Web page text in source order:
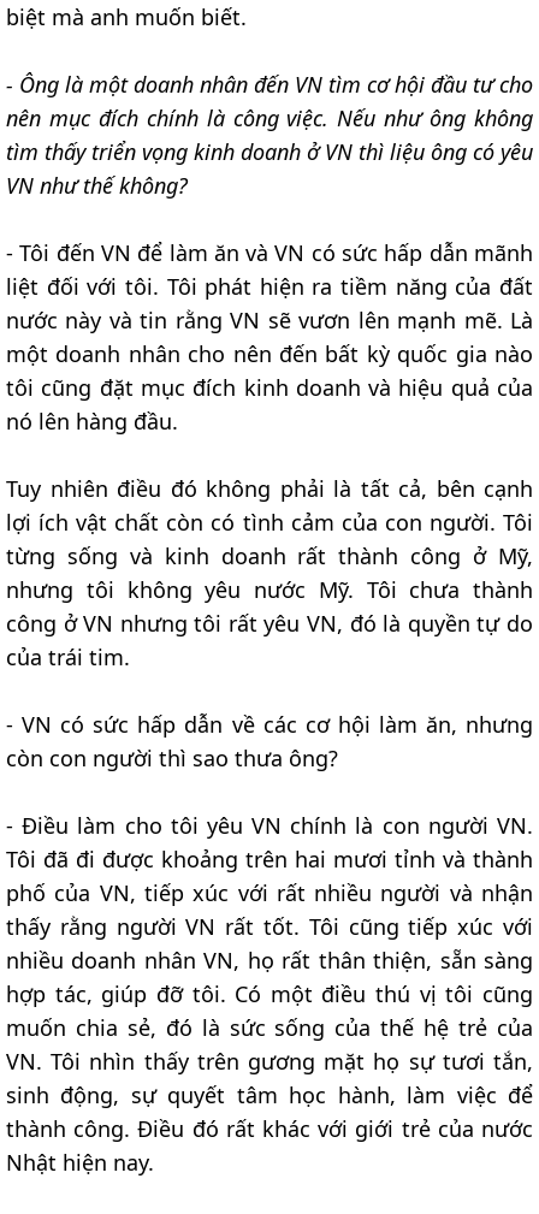
biệt mà anh muốn biết.
- Ông là một doanh nhân đến VN tìm cơ hội đầu tư cho
nên mục đích chính là công việc. Nếu như ông không
tìm thấy triển vọng kinh doanh ở VN thì liệu ông có yêu
VN như thế không?
- Tôi đến VN để làm ăn và VN có sức hấp dẫn mãnh
liệt đối với tôi. Tôi phát hiện ra tiềm năng của đất
nước này và tin rằng VN sẽ vươn lên mạnh mẽ. Là
một doanh nhân cho nên đến bất kỳ quốc gia nào
tôi cũng đặt mục đích kinh doanh và hiệu quả của
nó lên hàng đầu.
Tuy nhiên điều đó không phải là tất cả, bên cạnh
lợi ích vật chất còn có tình cảm của con người. Tôi
từng sống và kinh doanh rất thành công ở Mỹ,
nhưng tôi không yêu nước Mỹ. Tôi chưa thành
công ở VN nhưng tôi rất yêu VN, đó là quyền tự do
của trái tim.
- VN có sức hấp dẫn về các cơ hội làm ăn, nhưng
còn con người thì sao thưa ông?
- Điều làm cho tôi yêu VN chính là con người VN.
Tôi đã đi được khoảng trên hai mươi tỉnh và thành
phố của VN, tiếp xúc với rất nhiều người và nhận
thấy rằng người VN rất tốt. Tôi cũng tiếp xúc với
nhiều doanh nhân VN, họ rất thân thiện, sẵn sàng
hợp tác, giúp đỡ tôi. Có một điều thú vị tôi cũng
muốn chia sẻ, đó là sức sống của thế hệ trẻ của
VN. Tôi nhìn thấy trên gương mặt họ sự tươi tắn,
sinh động, sự quyết tâm học hành, làm việc để
thành công. Điều đó rất khác với giới trẻ của nước
Nhật hiện nay.